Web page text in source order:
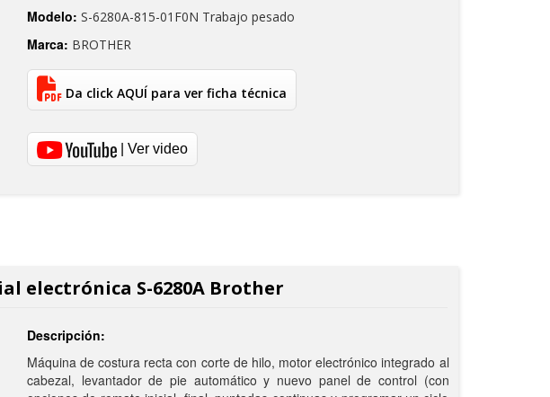
Modelo: S-6280A-815-01F0N Trabajo pesado
Marca: BROTHER
Da click AQUÍ para ver ficha técnica
| Ver video
electrónica S-6280A Brother
Descripción:
Máquina de costura recta con corte de hilo, motor electrónico integrado al
cabezal, levantador de pie automático y nuevo panel de control (con